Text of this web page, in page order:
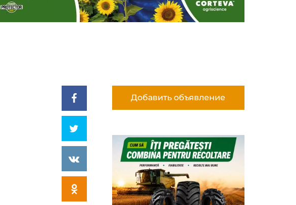
Добавить объявление